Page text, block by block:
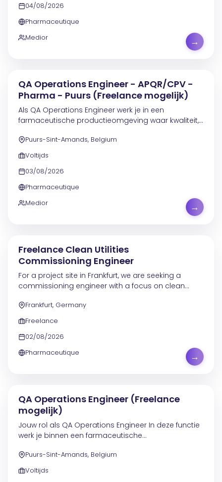
04/08/2026
Pharmaceutique
Medior
→
QA Operations Engineer - APQR/CPV -
Pharma - Puurs (Freelance mogelijk)
Als QA Operations Engineer werk je in een
farmaceutische productieomgeving waar kwaliteit,
eerste instantie op APQR (Annual Product Quality
Review)...
Puurs-Sint-Amands, Belgium
Voltijds
03/08/2026
Pharmaceutique
Medior
→
Freelance Clean Utilities
Commissioning Engineer
For a project site in Frankfurt, we are seeking a
commissioning engineer with a focus on clean
and troubleshooting activities for PW, WFI and pure...
Frankfurt, Germany
Freelance
02/08/2026
Pharmaceutique
→
QA Operations Engineer (Freelance
mogelijk)
Jouw rol als QA Operations Engineer In deze functie
werk je binnen een farmaceutische
compliance vooropstaan. De nadruk ligt op APQR
(Annual Product Quality...
Puurs-Sint-Amands, Belgium
Voltijds